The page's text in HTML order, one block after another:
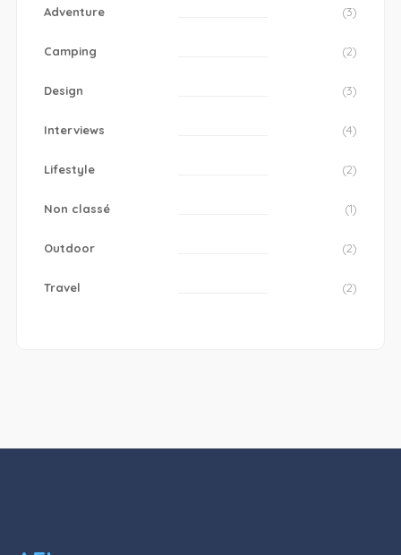
Adventure (3)
Camping (2)
Design (3)
Interviews (4)
Lifestyle (2)
Non classé (1)
Outdoor (2)
Travel (2)